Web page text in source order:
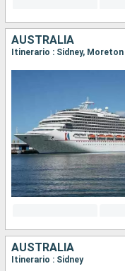
AUSTRALIA
Itinerario : Sidney,
AUSTRALIA
Itinerario : Sidney